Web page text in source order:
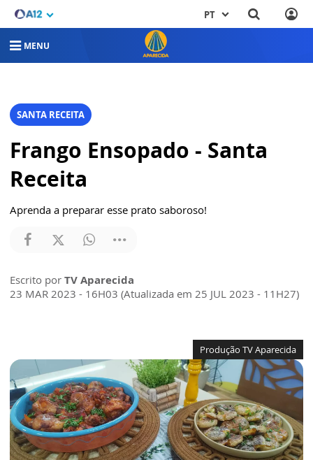
PT
MENU
SANTA RECEITA
Frango Ensopado - Santa
Receita
Aprenda a preparar esse prato saboroso!
Escrito por TV Aparecida
23 MAR 2023 - 16H03 (Atualizada em 25 JUL 2023 - 11H27)
Produção TV Aparecida